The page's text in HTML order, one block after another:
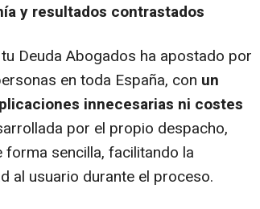
y resultados contrastados
Deuda Abogados ha apostado por
en toda España, con un
innecesarias ni costes
por el propio despacho,
sencilla, facilitando la
al usuario durante el proceso.